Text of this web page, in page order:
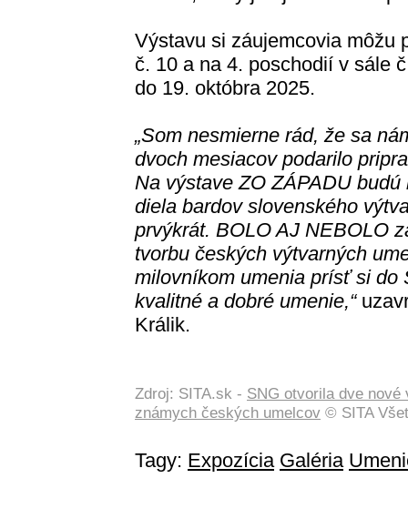
Výstavu si záujemcovia môžu
č. 10 a na 4. poschodií v sále
do 19. októbra 2025.
„Som nesmierne rád, že sa
dvoch mesiacov podarilo
Na výstave ZO ZÁPADU
diela bardov slovenského
prvýkrát. BOLO AJ NEBOLO
tvorbu českých výtvarných
milovníkom umenia prísť si do
kvalitné a dobré umenie,“
Králik.
Zdroj: SITA.sk - SNG otvorila dve
známych českých umelcov © SITA
Tagy: Expozícia Galéria